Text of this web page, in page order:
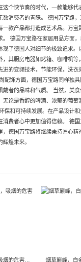
个快节奏的时代，一款能够
消费者的青睐。 德国万宝路
款产品都打造成艺术品。万
德国万宝路在家居用品方面
了德国人对细节的极致追求
其厨房电器如烤箱、咖啡机
的变频技术，节能环保，洗衣
配饰方面，德国万宝路同样独
者的品味和气质。 当然，美
论是香醇的啤酒、浓郁的葡
和可持续发展。在产品设计
费者心中更加值得信赖。 德
德国万宝路将继续秉持匠心
煌未来。
万宝路烟肺警示录，吸烟的危害触目惊心！ 烟草巅峰，白